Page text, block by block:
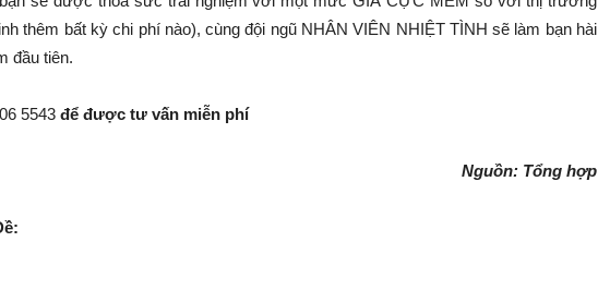
thêm bất kỳ chi phí nào), cùng đội ngũ NHÂN VIÊN NHIỆT TÌNH sẽ làm bạn hài
đầu tiên.
5543 để được tư vấn miễn phí
Nguồn: Tổng hợp